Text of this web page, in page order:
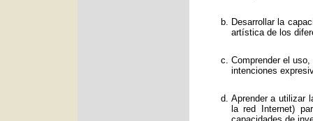
Desarrollar la
artística de los
Comprender el
intenciones
Aprender a utilizar
la red Internet)